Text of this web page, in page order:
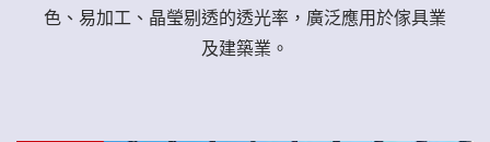
色、易加工、晶瑩剔透的透光率，廣泛應用於傢具業
及建築業。